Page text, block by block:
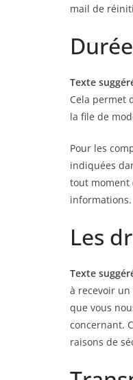
mail de
Texte
Cela permet
la file de
Pour les
indiquées
tout moment
informations.
Les
Texte
à recevoir
que vous
concernant.
raisons de